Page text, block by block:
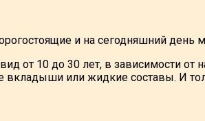
и на сегодняшний день
от 10 до 30 лет, в зависимости
или жидкие составы. И